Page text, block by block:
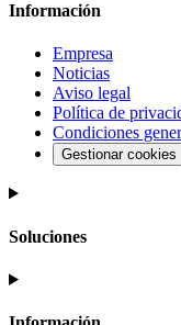
Información
Empresa
Noticias
Aviso legal
Política de
Condiciones
Gestionar cookies
Soluciones